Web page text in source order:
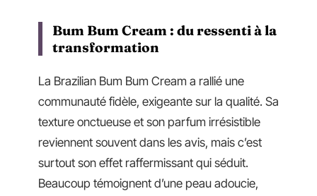
Bum Bum Cream : du ressenti à la
transformation
La Brazilian Bum Bum Cream a rallié une
communauté fidèle, exigeante sur la qualité. Sa
texture onctueuse et son parfum irrésistible
reviennent souvent dans les avis, mais c’est
surtout son effet raffermissant qui séduit.
Beaucoup témoignent d’une peau adoucie,